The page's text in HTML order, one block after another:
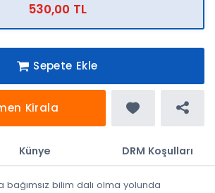
530,00 TL
Sepete Ekle
Kirala
Künye DRM Koşulları
bağımsız bilim dalı olma yolunda